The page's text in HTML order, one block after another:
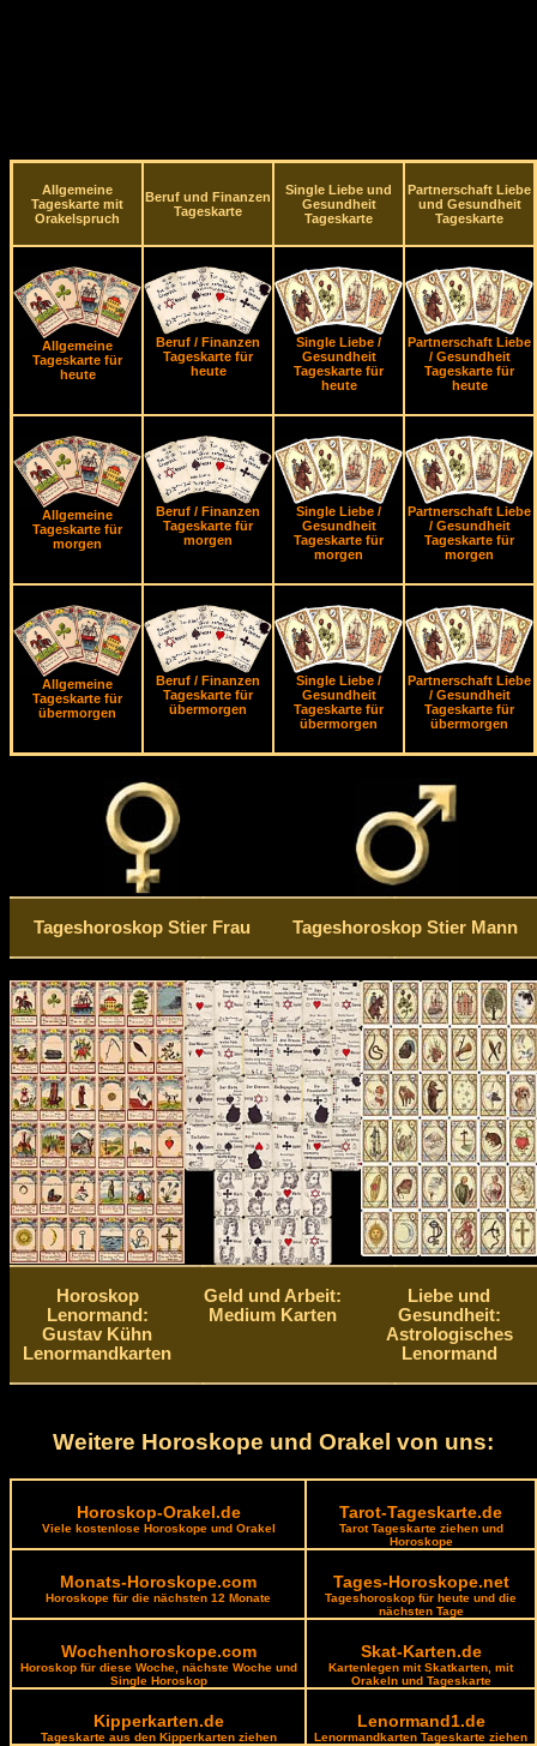
Allgemeine
Tageskarte mit
Orakelspruch
Beruf und Finanzen
Tageskarte
Single Liebe und
Gesundheit
Tageskarte
Partnerschaft Liebe
und Gesundheit
Tageskarte
Allgemeine
Tageskarte für
heute
Beruf / Finanzen
Tageskarte für
heute
Single Liebe /
Gesundheit
Tageskarte für
heute
Partnerschaft Liebe
/ Gesundheit
Tageskarte für
heute
Allgemeine
Tageskarte für
morgen
Beruf / Finanzen
Tageskarte für
morgen
Single Liebe /
Gesundheit
Tageskarte für
morgen
Partnerschaft Liebe
/ Gesundheit
Tageskarte für
morgen
Allgemeine
Tageskarte für
übermorgen
Beruf / Finanzen
Tageskarte für
übermorgen
Single Liebe /
Gesundheit
Tageskarte für
übermorgen
Partnerschaft Liebe
/ Gesundheit
Tageskarte für
übermorgen
Tageshoroskop Stier Frau Tageshoroskop Stier Mann
Horoskop
Lenormand:
Gustav Kühn
Lenormandkarten
Geld und Arbeit:
Medium Karten
Liebe und
Gesundheit:
Astrologisches
Lenormand
Weitere Horoskope und Orakel von uns:
Horoskop-Orakel.de
Viele kostenlose Horoskope und Orakel
Tarot-Tageskarte.de
Tarot Tageskarte ziehen und
Horoskope
Monats-Horoskope.com
Horoskope für die nächsten 12 Monate
Tages-Horoskope.net
Tageshoroskop für heute und die
nächsten Tage
Wochenhoroskope.com
Horoskop für diese Woche, nächste Woche und
Single Horoskop
Skat-Karten.de
Kartenlegen mit Skatkarten, mit
Orakeln und Tageskarte
Kipperkarten.de
Tageskarte aus den Kipperkarten ziehen
Lenormand1.de
Lenormandkarten Tageskarte ziehen